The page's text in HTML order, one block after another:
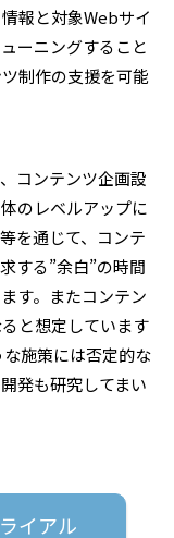
報と対象Webサイ
ーニングすること
制作の支援を可能
コンテンツ企画設
のレベルアップに
を通じて、コンテ
する”余白”の時間
す。またコンテン
と想定しています
施策には否定的な
発も研究してまい
イアル